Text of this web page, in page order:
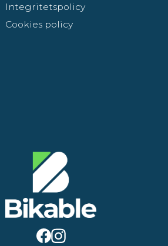
Integritetspolicy
Cookies policy